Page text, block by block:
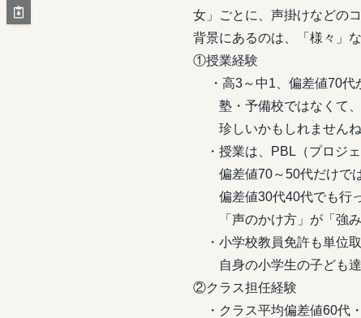
女」ごとに、声掛けなどの
背景にあるのは、「様々」
①授業経験
・高3～中1、偏差値70代
塾・予備校ではなくて、
珍しいかもしれませんね
・授業は、PBL（プロジェ
偏差値70～50代だけでは
偏差値30代40代でも行
「声のかけ方」が「強み
・小学校教員免許も単位取
自身の小学生の子ども達
②クラス担任経験
・クラス平均偏差値60代